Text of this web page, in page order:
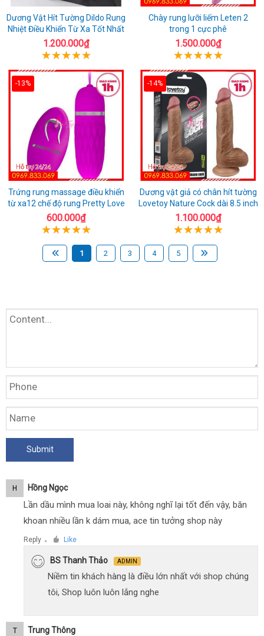
Dương Vật Hít Tường Dildo Rung
Nhiệt Điều Khiển Từ Xa Tốt Nhất
1.200.000₫
Chày rung lưỡi liếm Leten 2
trong 1 cực phê
1.500.000₫
-13%
Trứng rung massage điều khiển
từ xa12 chế độ rung Pretty Love
600.000₫
-14%
Dương vật giả có chân hít tường
Lovetoy Nature Cock dài 8.5 inch
1.100.000₫
1 2 3 4 5
H Hồng Ngọc
Lần dầu mình mua loai này, không nghĩ lại tốt đến vậy, băn
khoan nhiều lần k dám mua, ace tin tưởng shop này
Reply ● Like
BS Thanh Thảo ADMIN
Niềm tin khách hàng là điều lớn nhất với shop chúng
tôi, Shop luôn luôn lắng nghe
T Trung Thông